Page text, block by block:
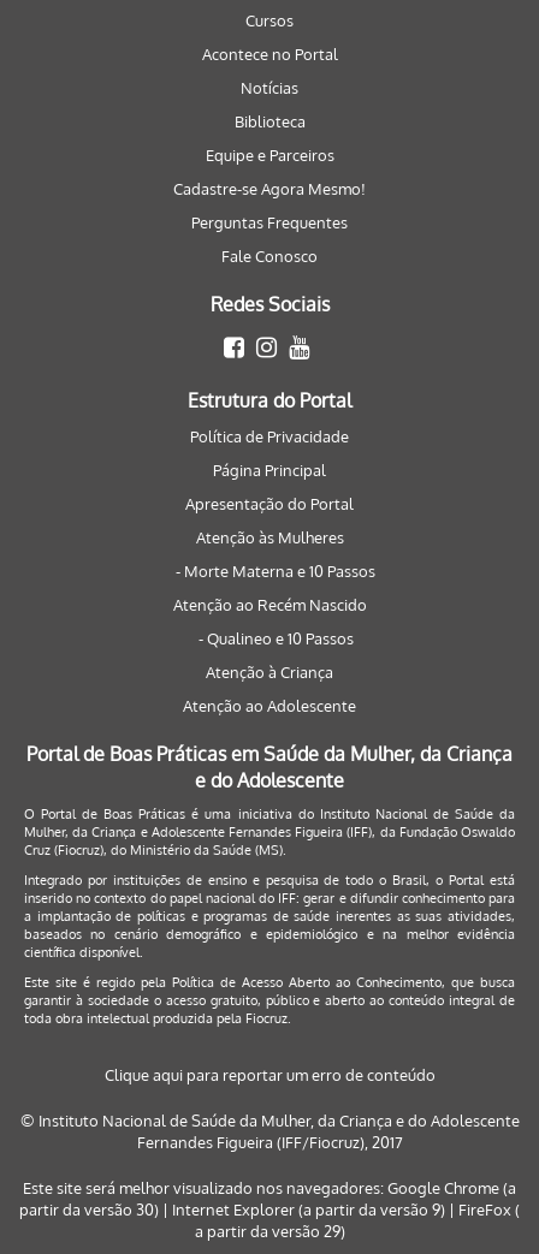
Cursos
Acontece no Portal
Notícias
Biblioteca
Equipe e Parceiros
Cadastre-se Agora Mesmo!
Perguntas Frequentes
Fale Conosco
Redes Sociais
Estrutura do Portal
Política de Privacidade
Página Principal
Apresentação do Portal
Atenção às Mulheres
- Morte Materna e 10 Passos
Atenção ao Recém Nascido
- Qualineo e 10 Passos
Atenção à Criança
Atenção ao Adolescente
Portal de Boas Práticas em Saúde da Mulher, da Criança
e do Adolescente
O Portal de Boas Práticas é uma iniciativa do Instituto Nacional de Saúde da
Mulher, da Criança e Adolescente Fernandes Figueira (IFF), da Fundação Oswaldo
Cruz (Fiocruz), do Ministério da Saúde (MS).
Integrado por instituições de ensino e pesquisa de todo o Brasil, o Portal está
inserido no contexto do papel nacional do IFF: gerar e difundir conhecimento para
a implantação de políticas e programas de saúde inerentes as suas atividades,
baseados no cenário demográfico e epidemiológico e na melhor evidência
científica disponível.
Este site é regido pela Política de Acesso Aberto ao Conhecimento, que busca
garantir à sociedade o acesso gratuito, público e aberto ao conteúdo integral de
toda obra intelectual produzida pela Fiocruz.
Clique aqui para reportar um erro de conteúdo
© Instituto Nacional de Saúde da Mulher, da Criança e do Adolescente
Fernandes Figueira (IFF/Fiocruz), 2017
Este site será melhor visualizado nos navegadores: Google Chrome (a
partir da versão 30) | Internet Explorer (a partir da versão 9) | FireFox (
a partir da versão 29)